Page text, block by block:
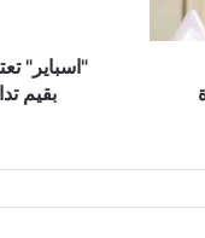
مليار"اسباير"
بقيم تداولات 9.2